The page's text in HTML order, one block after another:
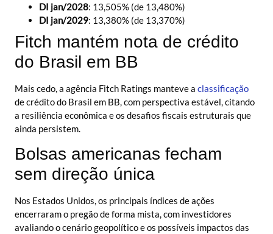
DI jan/2028: 13,505% (de 13,480%)
DI jan/2029: 13,380% (de 13,370%)
Fitch mantém nota de crédito
do Brasil em BB
Mais cedo, a agência Fitch Ratings manteve a classificação
de crédito do Brasil em BB, com perspectiva estável, citando
a resiliência econômica e os desafios fiscais estruturais que
ainda persistem.
Bolsas americanas fecham
sem direção única
Nos Estados Unidos, os principais índices de ações
encerraram o pregão de forma mista, com investidores
avaliando o cenário geopolítico e os possíveis impactos das